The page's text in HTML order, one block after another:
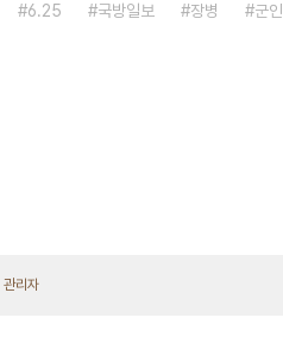
6.25 국방일보 장병
군인
관리자